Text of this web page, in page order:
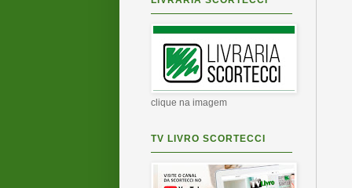
clique na imagem
TV LIVRO SCORTECCI